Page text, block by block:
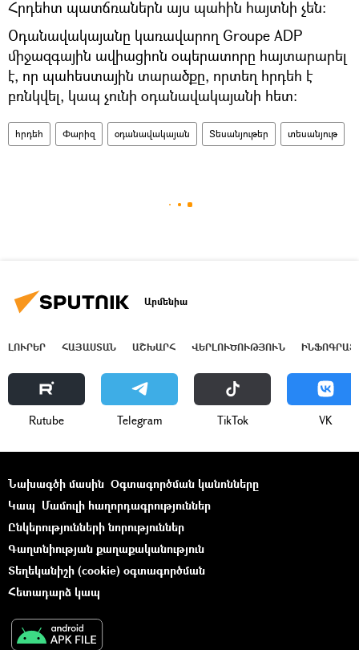
Հրդեհտ պատճռաներն այս պահին հայտնի չեն:
Օդանավակայանը կառավարող Groupe ADP
միջազգային ավիացիոն օպերատորը հայտարարել
է, որ պահեստային տարածքը, որտեղ հրդեհ է
բռնկվել, կապ չունի օդանավակայանի հետ:
հրդեհ Փարիզ օդանավակայան Տեսանյութեր տեսանյութ
Արմենիա
ԼՈՒՐԵՐ ՀԱՅԱՍՏԱՆ ԱՇԽԱՐՀ ՎԵՐԼՈՒԾՈՒԹՅՈՒՆ
Rutube Telegram ТikТоk VK
Նախագծի մասին Օգտագործման կանոնները
Կապ Մամուլի հաղորդագրություններ
Ընկերությունների նորություններ
Գաղտնիության քաղաքականություն
Տեղեկանիշի (cookie) օգտագործման
Հետադարձ կապ